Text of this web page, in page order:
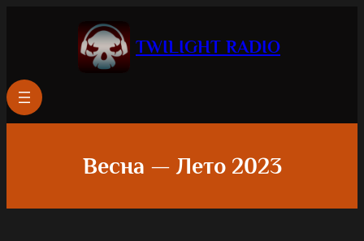
TWILIGHT RADIO
Весна — Лето 2023